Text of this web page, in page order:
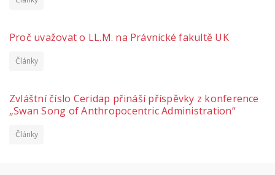
Proč uvažovat o LL.M. na Právnické fakultě UK
Články
Zvláštní číslo Ceridap přináší příspěvky z konference
„Swan Song of Anthropocentric Administration“
Články